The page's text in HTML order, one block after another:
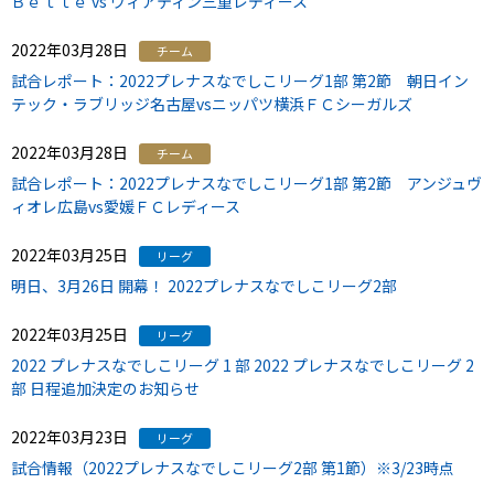
2022年03月28日 チーム
試合レポート：2022プレナスなでしこリーグ1部 第2節 朝日イン
テック・ラブリッジ名古屋vsニッパツ横浜ＦＣシーガルズ
2022年03月28日 チーム
試合レポート：2022プレナスなでしこリーグ1部 第2節 アンジュヴ
ィオレ広島vs愛媛ＦＣレディース
2022年03月25日 リーグ
明日、3月26日 開幕！ 2022プレナスなでしこリーグ2部
2022年03月25日 リーグ
2022 プレナスなでしこリーグ 1 部 2022 プレナスなでしこリーグ 2
部 日程追加決定のお知らせ
2022年03月23日 リーグ
試合情報（2022プレナスなでしこリーグ2部 第1節）※3/23時点